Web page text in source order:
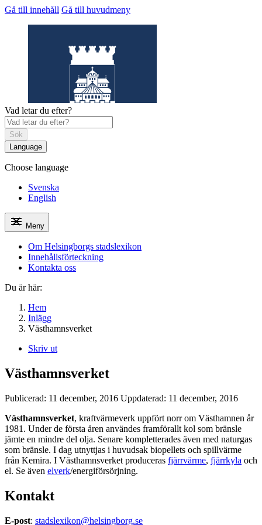
Gå till innehåll Gå till huvudmeny
Helsingborgs stadslexikon
Vad letar du efter?
Sök
Language
Choose language
Svenska
English
Meny
Om Helsingborgs stadslexikon
Innehållsförteckning
Kontakta oss
Du är här:
Hem
Inlägg
Västhamnsverket
Skriv ut
Västhamnsverket
Publicerad: 11 december, 2016 Uppdaterad: 11 december, 2016
Västhamnsverket, kraftvärmeverk uppfört norr om Västhamnen år
1981. Under de första åren användes framförallt kol som bränsle
jämte en mindre del olja. Senare kompletterades även med naturgas
som bränsle. I dag utnyttjas i huvudsak biopellets och spillvärme
från Kemira. I Västhamnsverket produceras fjärrvärme, fjärrkyla och
el. Se även elverk/energiförsörjning.
Kontakt
E-post: stadslexikon@helsingborg.se